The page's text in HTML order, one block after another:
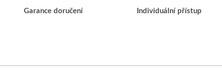
Garance doručení Individuální přístup